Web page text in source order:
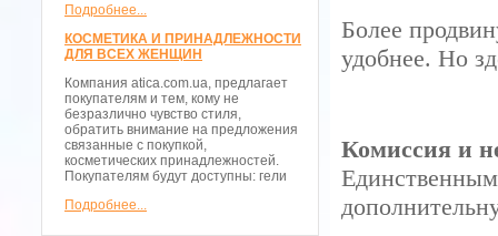
Подробнее...
КОСМЕТИКА И ПРИНАДЛЕЖНОСТИ
ДЛЯ ВСЕХ ЖЕНЩИН
Компания atica.com.ua, предлагает
покупателям и тем, кому не
безразлично чувство стиля,
обратить внимание на предложения
связанные с покупкой,
косметических принадлежностей.
Покупателям будут доступны: гели
Подробнее...
Более
удобнее. Но
Комиссия и